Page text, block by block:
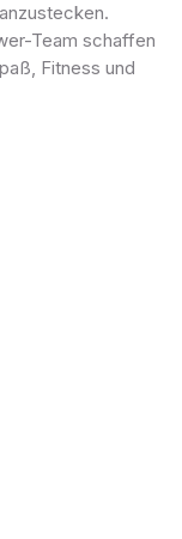
Team schaffen
Fitness und